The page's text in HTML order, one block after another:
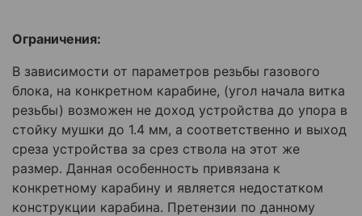
Ограничения:
В зависимости от параметров резьбы газового
блока, на конкретном карабине, (угол начала витка
резьбы) возможен не доход устройства до упора в
стойку мушки до 1.4 мм, а соответственно и выход
среза устройства за срез ствола на этот же
размер. Данная особенность привязана к
конкретному карабину и является недостатком
конструкции карабина. Претензии по данному